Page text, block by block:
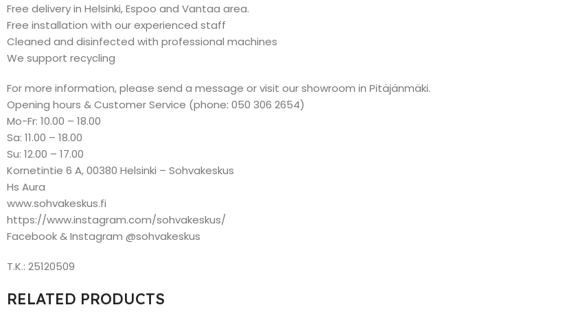
Free delivery in Helsinki, Espoo and Vantaa area.
Free installation with our experienced staff
Cleaned and disinfected with professional machines
We support recycling
For more information, please send a message or visit our showroom in Pitäjänmäki.
Opening hours & Customer Service (phone: 050 306 2654)
Mo-Fr: 10.00 – 18.00
Sa: 11.00 – 18.00
Su: 12.00 – 17.00
Kornetintie 6 A, 00380 Helsinki – Sohvakeskus
Hs Aura
www.sohvakeskus.fi
https://www.instagram.com/sohvakeskus/
Facebook & Instagram @sohvakeskus
T.K.: 25120509
RELATED PRODUCTS